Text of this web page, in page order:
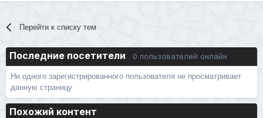
Перейти к списку тем
Последние посетители 0 пользователей онлайн
Ни одного зарегистрированного пользователя не просматривает
данную страницу
Похожий контент